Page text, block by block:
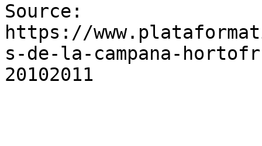
Source:
https://
s-de-la-campana-